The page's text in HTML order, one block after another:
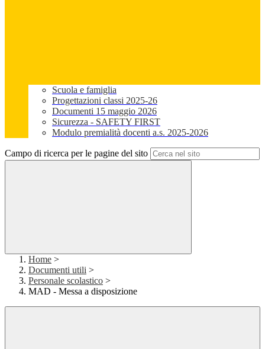
Scuola e famiglia
Progettazioni classi 2025-26
Documenti 15 maggio 2026
Sicurezza - SAFETY FIRST
Modulo premialità docenti a.s. 2025-2026
Campo di ricerca per le pagine del sito
Home >
Documenti utili >
Personale scolastico >
MAD - Messa a disposizione